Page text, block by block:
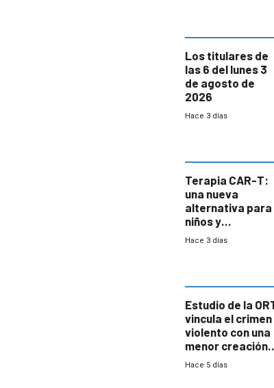
Los titulares de
las 6 del lunes 3
de agosto de
2026
Hace 3 días
Terapia CAR-T:
una nueva
alternativa para
niños y
adolescentes
Hace 3 días
Estudio de la
vincula el crimen
violento con una
menor creación
de empresas
Hace 5 días